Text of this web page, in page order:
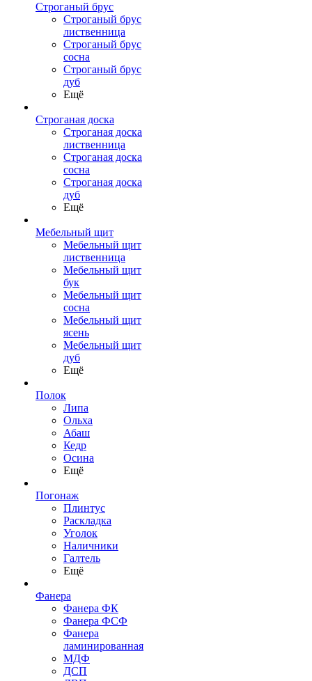
Строганый брус
Строганый брус
лиственница
Строганый брус
сосна
Строганый брус
дуб
Ещё
Строганая доска
Строганая доска
лиственница
Строганая доска
сосна
Строганая доска
дуб
Ещё
Мебельный щит
Мебельный щит
лиственница
Мебельный щит
бук
Мебельный щит
сосна
Мебельный щит
ясень
Мебельный щит
дуб
Ещё
Полок
Липа
Ольха
Абаш
Кедр
Осина
Ещё
Погонаж
Плинтус
Раскладка
Уголок
Наличники
Галтель
Ещё
Фанера
Фанера ФК
Фанера ФСФ
Фанера
ламинированная
МДФ
ДСП